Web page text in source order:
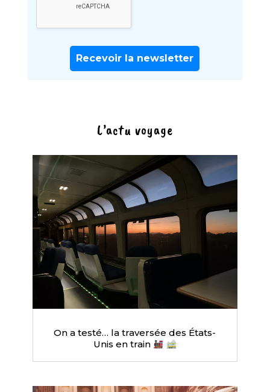
L’actu voyage
On a testé… la traversée des États-
Unis en train